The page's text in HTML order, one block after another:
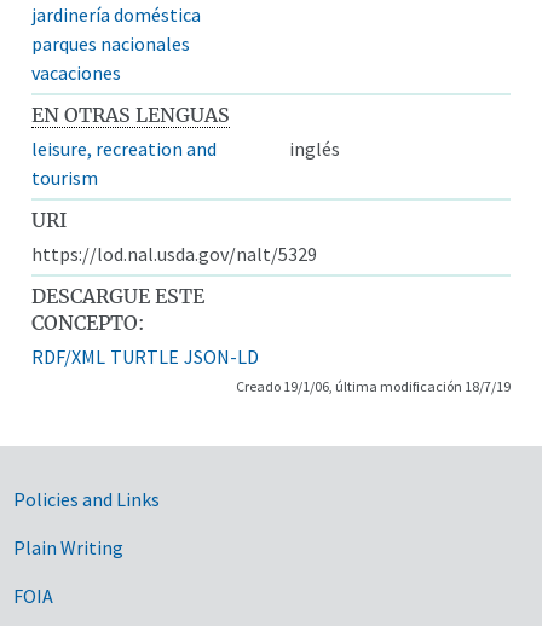
jardinería doméstica
parques nacionales
vacaciones
EN OTRAS LENGUAS
leisure, recreation and
tourism
inglés
URI
https://lod.nal.usda.gov/nalt/5329
DESCARGUE ESTE
CONCEPTO:
RDF/XML TURTLE JSON-LD
Creado 19/1/06, última modificación 18/7/19
Government Links
Policies and Links
Plain Writing
FOIA